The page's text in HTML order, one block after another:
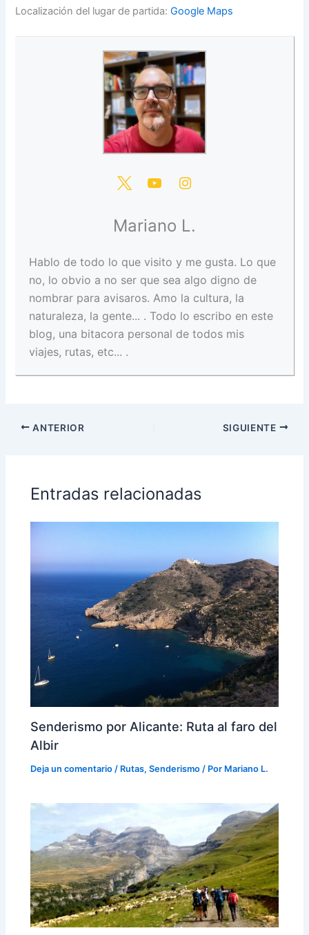
Localización del lugar de partida:Google Maps
Mariano L.
Hablo de todo lo que visito y me gusta. Lo que
no, lo obvio a no ser que sea algo digno de
nombrar para avisaros. Amo la cultura, la
naturaleza, la gente... . Todo lo escribo en este
blog, una bitacora personal de todos mis
viajes, rutas, etc... .
ANTERIOR SIGUIENTE
Entradas relacionadas
Senderismo por Alicante: Ruta al faro del
Albir
Deja un comentario / Rutas,Senderismo / Por Mariano L.